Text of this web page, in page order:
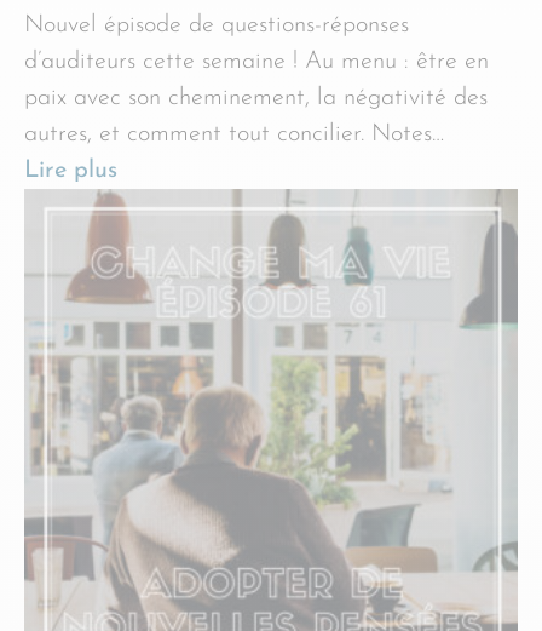
Nouvel épisode de questions-réponses
d’auditeurs cette semaine ! Au menu : être en
paix avec son cheminement, la négativité des
autres, et comment tout concilier. Notes…
Lire plus